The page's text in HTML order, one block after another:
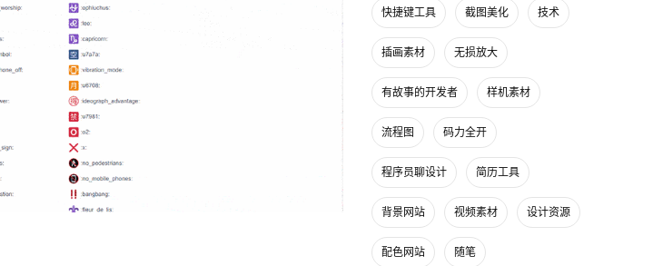
快捷键工具 截图美化 技术
插画素材 无损放大
有故事的开发者 样机素材
流程图 码力全开
程序员聊设计 简历工具
背景网站 视频素材 设计资源
配色网站 随笔